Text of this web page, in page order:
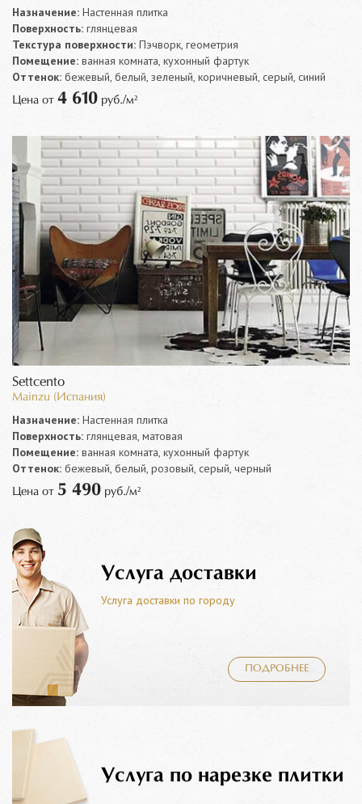
Назначение: Настенная плитка
Поверхность: глянцевая
Текстура поверхности: Пэчворк, геометрия
Помещение: ванная комната, кухонный фартук
Оттенок: бежевый, белый, зеленый, коричневый, серый, синий
Цена от 4 610 руб./м²
Settcento
Mainzu (Испания)
Назначение: Настенная плитка
Поверхность: глянцевая, матовая
Помещение: ванная комната, кухонный фартук
Оттенок: бежевый, белый, розовый, серый, черный
Цена от 5 490 руб./м²
Услуга доставки
Услуга доставки по городу
ПОДРОБНЕЕ
Услуга по нарезке плитки